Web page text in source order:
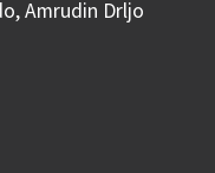
Amrudin Drljo